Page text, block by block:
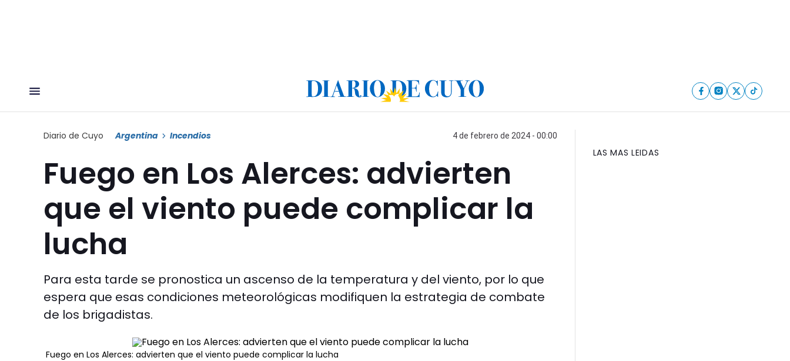
Diario de Cuyo Argentina Incendios 4 de febrero de 2024 - 00:00
Fuego en Los Alerces: advierten
que el viento puede complicar la
lucha
Para esta tarde se pronostica un ascenso de la temperatura y del viento, por lo que
espera que esas condiciones meteorológicas modifiquen la estrategia de combate
de los brigadistas.
Fuego en Los Alerces: advierten que el viento puede complicar la lucha
LAS MAS LEIDAS